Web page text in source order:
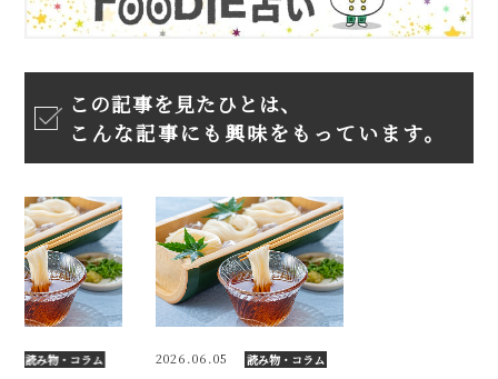
この記事を見たひとは、
こんな記事にも興味をもっています。
読み物・コラム 2026.06.05 読み物・コラム